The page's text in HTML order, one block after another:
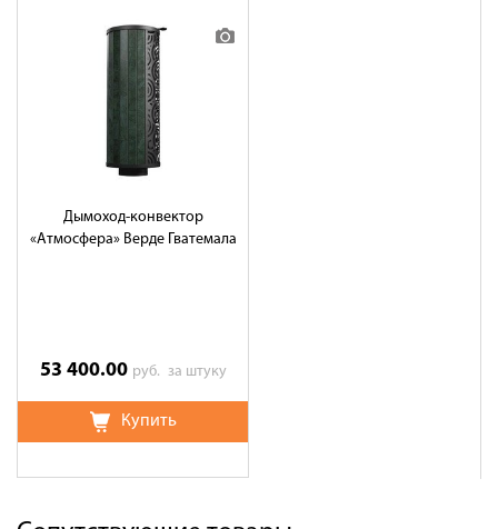
Дымоход-конвектор
«Атмосфера» Верде Гватемала
53 400.00 руб. за штуку
Купить